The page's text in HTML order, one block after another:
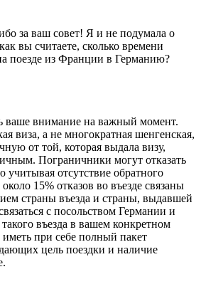
за ваш совет! Я и не подумала о
вы считаете, сколько времени
поезде из Франции в Германию?
ваше внимание на важный момент.
виза, а не многократная шенгенская,
от той, которая выдала визу,
Пограничники могут отказать
учитывая отсутствие обратного
15% отказов во въезде связаны
страны въезда и страны, выдавшей
с посольством Германии и
въезда в вашем конкретном
при себе полный пакет
цель поездки и наличие